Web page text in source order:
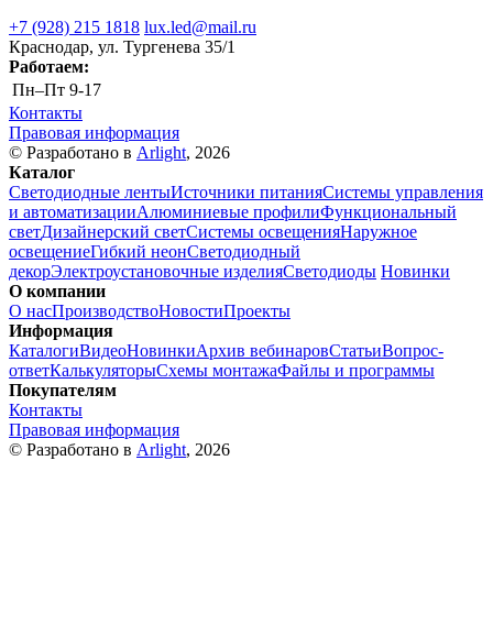
+7 (928) 215 1818 lux.led@mail.ru
Краснодар, ул. Тургенева 35/1
Работаем:
Пн–Пт 9-17
Контакты
Правовая информация
© Разработано в Arlight, 2026
Каталог
Светодиодные лентыИсточники питанияСистемы управления
и автоматизацииАлюминиевые профилиФункциональный
светДизайнерский светСистемы освещенияНаружное
освещениеГибкий неонСветодиодный
декорЭлектроустановочные изделияСветодиоды Новинки
О компании
О насПроизводствоНовостиПроекты
Информация
КаталогиВидеоНовинкиАрхив вебинаровСтатьиВопрос-
ответКалькуляторыСхемы монтажаФайлы и программы
Покупателям
Контакты
Правовая информация
© Разработано в Arlight, 2026